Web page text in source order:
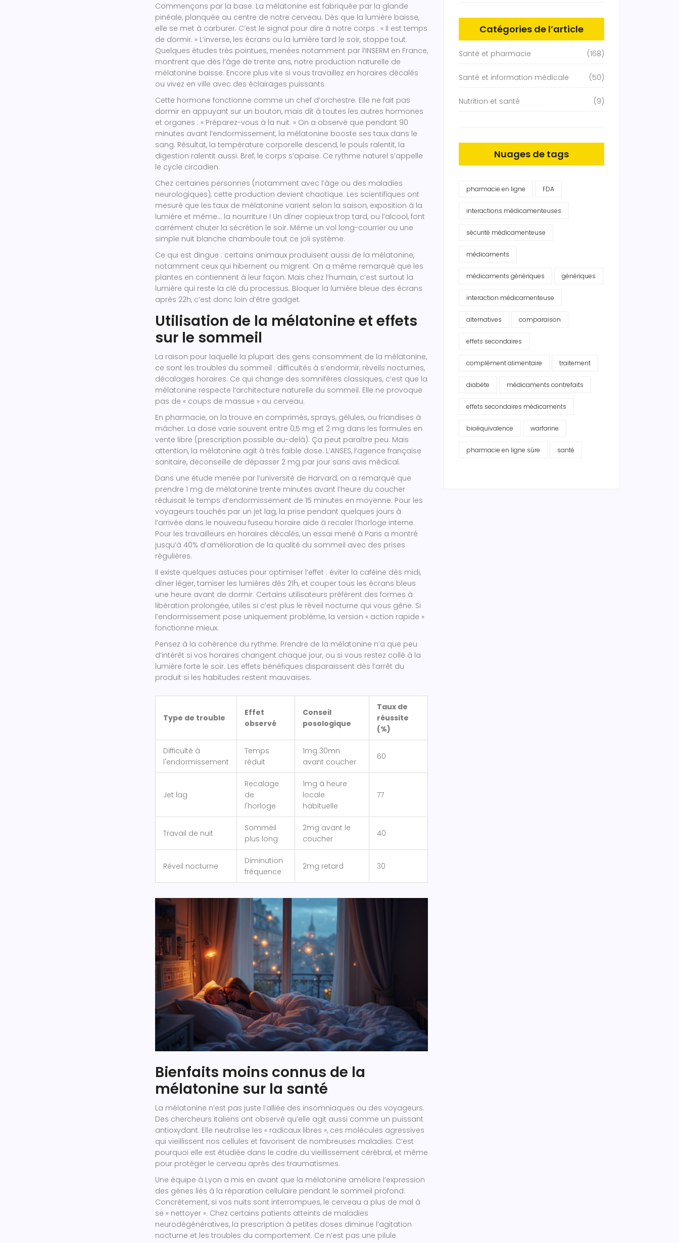
Commençons par la base. La mélatonine est fabriquée par la glande
pinéale, planquée au centre de notre cerveau. Dès que la lumière baisse,
elle se met à carburer. C’est le signal pour dire à notre corps : « Il est temps
de dormir. » L’inverse, les écrans ou la lumière tard le soir, stoppe tout.
Quelques études très pointues, menées notamment par l’INSERM en France,
montrent que dès l’âge de trente ans, notre production naturelle de
mélatonine baisse. Encore plus vite si vous travaillez en horaires décalés
ou vivez en ville avec des éclairages puissants.
Cette hormone fonctionne comme un chef d’orchestre. Elle ne fait pas
dormir en appuyant sur un bouton, mais dit à toutes les autres hormones
et organes : « Préparez-vous à la nuit. » On a observé que pendant 90
minutes avant l’endormissement, la mélatonine booste ses taux dans le
sang. Résultat, la température corporelle descend, le pouls ralentit, la
digestion ralentit aussi. Bref, le corps s’apaise. Ce rythme naturel s’appelle
le cycle circadien.
Chez certaines personnes (notamment avec l’âge ou des maladies
neurologiques), cette production devient chaotique. Les scientifiques ont
mesuré que les taux de mélatonine varient selon la saison, exposition à la
lumière et même… la nourriture ! Un dîner copieux trop tard, ou l’alcool, font
carrément chuter la sécrétion le soir. Même un vol long-courrier ou une
simple nuit blanche chamboule tout ce joli système.
Ce qui est dingue : certains animaux produisent aussi de la mélatonine,
notamment ceux qui hibernent ou migrent. On a même remarqué que les
plantes en contiennent à leur façon. Mais chez l’humain, c’est surtout la
lumière qui reste la clé du processus. Bloquer la lumière bleue des écrans
après 22h, c’est donc loin d’être gadget.
Utilisation de la mélatonine et effets
sur le sommeil
La raison pour laquelle la plupart des gens consomment de la mélatonine,
ce sont les troubles du sommeil : difficultés à s’endormir, réveils nocturnes,
décalages horaires. Ce qui change des somnifères classiques, c’est que la
mélatonine respecte l’architecture naturelle du sommeil. Elle ne provoque
pas de « coups de massue » au cerveau.
En pharmacie, on la trouve en comprimés, sprays, gélules, ou friandises à
mâcher. La dose varie souvent entre 0,5 mg et 2 mg dans les formules en
vente libre (prescription possible au-delà). Ça peut paraître peu. Mais
attention, la mélatonine agit à très faible dose. L’ANSES, l’agence française
sanitaire, déconseille de dépasser 2 mg par jour sans avis médical.
Dans une étude menée par l’université de Harvard, on a remarqué que
prendre 1 mg de mélatonine trente minutes avant l’heure du coucher
réduisait le temps d’endormissement de 15 minutes en moyenne. Pour les
voyageurs touchés par un jet lag, la prise pendant quelques jours à
l’arrivée dans le nouveau fuseau horaire aide à recaler l’horloge interne.
Pour les travailleurs en horaires décalés, un essai mené à Paris a montré
jusqu’à 40% d’amélioration de la qualité du sommeil avec des prises
régulières.
Il existe quelques astuces pour optimiser l’effet : éviter la caféine dès midi,
dîner léger, tamiser les lumières dès 21h, et couper tous les écrans bleus
une heure avant de dormir. Certains utilisateurs préfèrent des formes à
libération prolongée, utiles si c’est plus le réveil nocturne qui vous gêne. Si
l’endormissement pose uniquement problème, la version « action rapide »
fonctionne mieux.
Pensez à la cohérence du rythme. Prendre de la mélatonine n’a que peu
d’intérêt si vos horaires changent chaque jour, ou si vous restez collé à la
lumière forte le soir. Les effets bénéfiques disparaissent dès l’arrêt du
produit si les habitudes restent mauvaises.
Type de trouble
Effet
observé
Conseil
posologique
Taux de
réussite
(%)
Difficulté à
l'endormissement
Temps
réduit
1mg 30mn
avant coucher
60
Jet lag
Recalage
de
l'horloge
1mg à heure
locale
habituelle
77
Travail de nuit
Sommeil
plus long
2mg avant le
coucher
40
Réveil nocturne
Diminution
fréquence
2mg retard 30
Bienfaits moins connus de la
mélatonine sur la santé
La mélatonine n’est pas juste l’alliée des insomniaques ou des voyageurs.
Des chercheurs italiens ont observé qu’elle agit aussi comme un puissant
antioxydant. Elle neutralise les « radicaux libres », ces molécules agressives
qui vieillissent nos cellules et favorisent de nombreuses maladies. C’est
pourquoi elle est étudiée dans le cadre du vieillissement cérébral, et même
pour protéger le cerveau après des traumatismes.
Une équipe à Lyon a mis en avant que la mélatonine améliore l’expression
des gènes liés à la réparation cellulaire pendant le sommeil profond.
Concrètement, si vos nuits sont interrompues, le cerveau a plus de mal à
se « nettoyer ». Chez certains patients atteints de maladies
neurodégénératives, la prescription à petites doses diminue l’agitation
nocturne et les troubles du comportement. Ce n’est pas une pilule
Catégories de l’article
Santé et pharmacie (168)
Santé et information médicale (50)
Nutrition et santé (9)
Nuages de tags
pharmacie en ligne FDA
interactions médicamenteuses
sécurité médicamenteuse
médicaments
médicaments génériques génériques
interaction médicamenteuse
alternatives comparaison
effets secondaires
complément alimentaire traitement
diabète médicaments contrefaits
effets secondaires médicaments
bioéquivalence warfarine
pharmacie en ligne sûre santé